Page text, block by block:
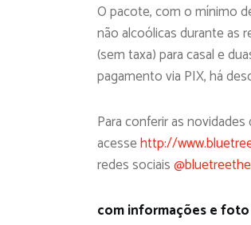
O pacote, com o mínimo
não alcoólicas durante as
(sem taxa) para casal e
pagamento via PIX, há
Para conferir as
acessehttp://
redes sociais
com informações e